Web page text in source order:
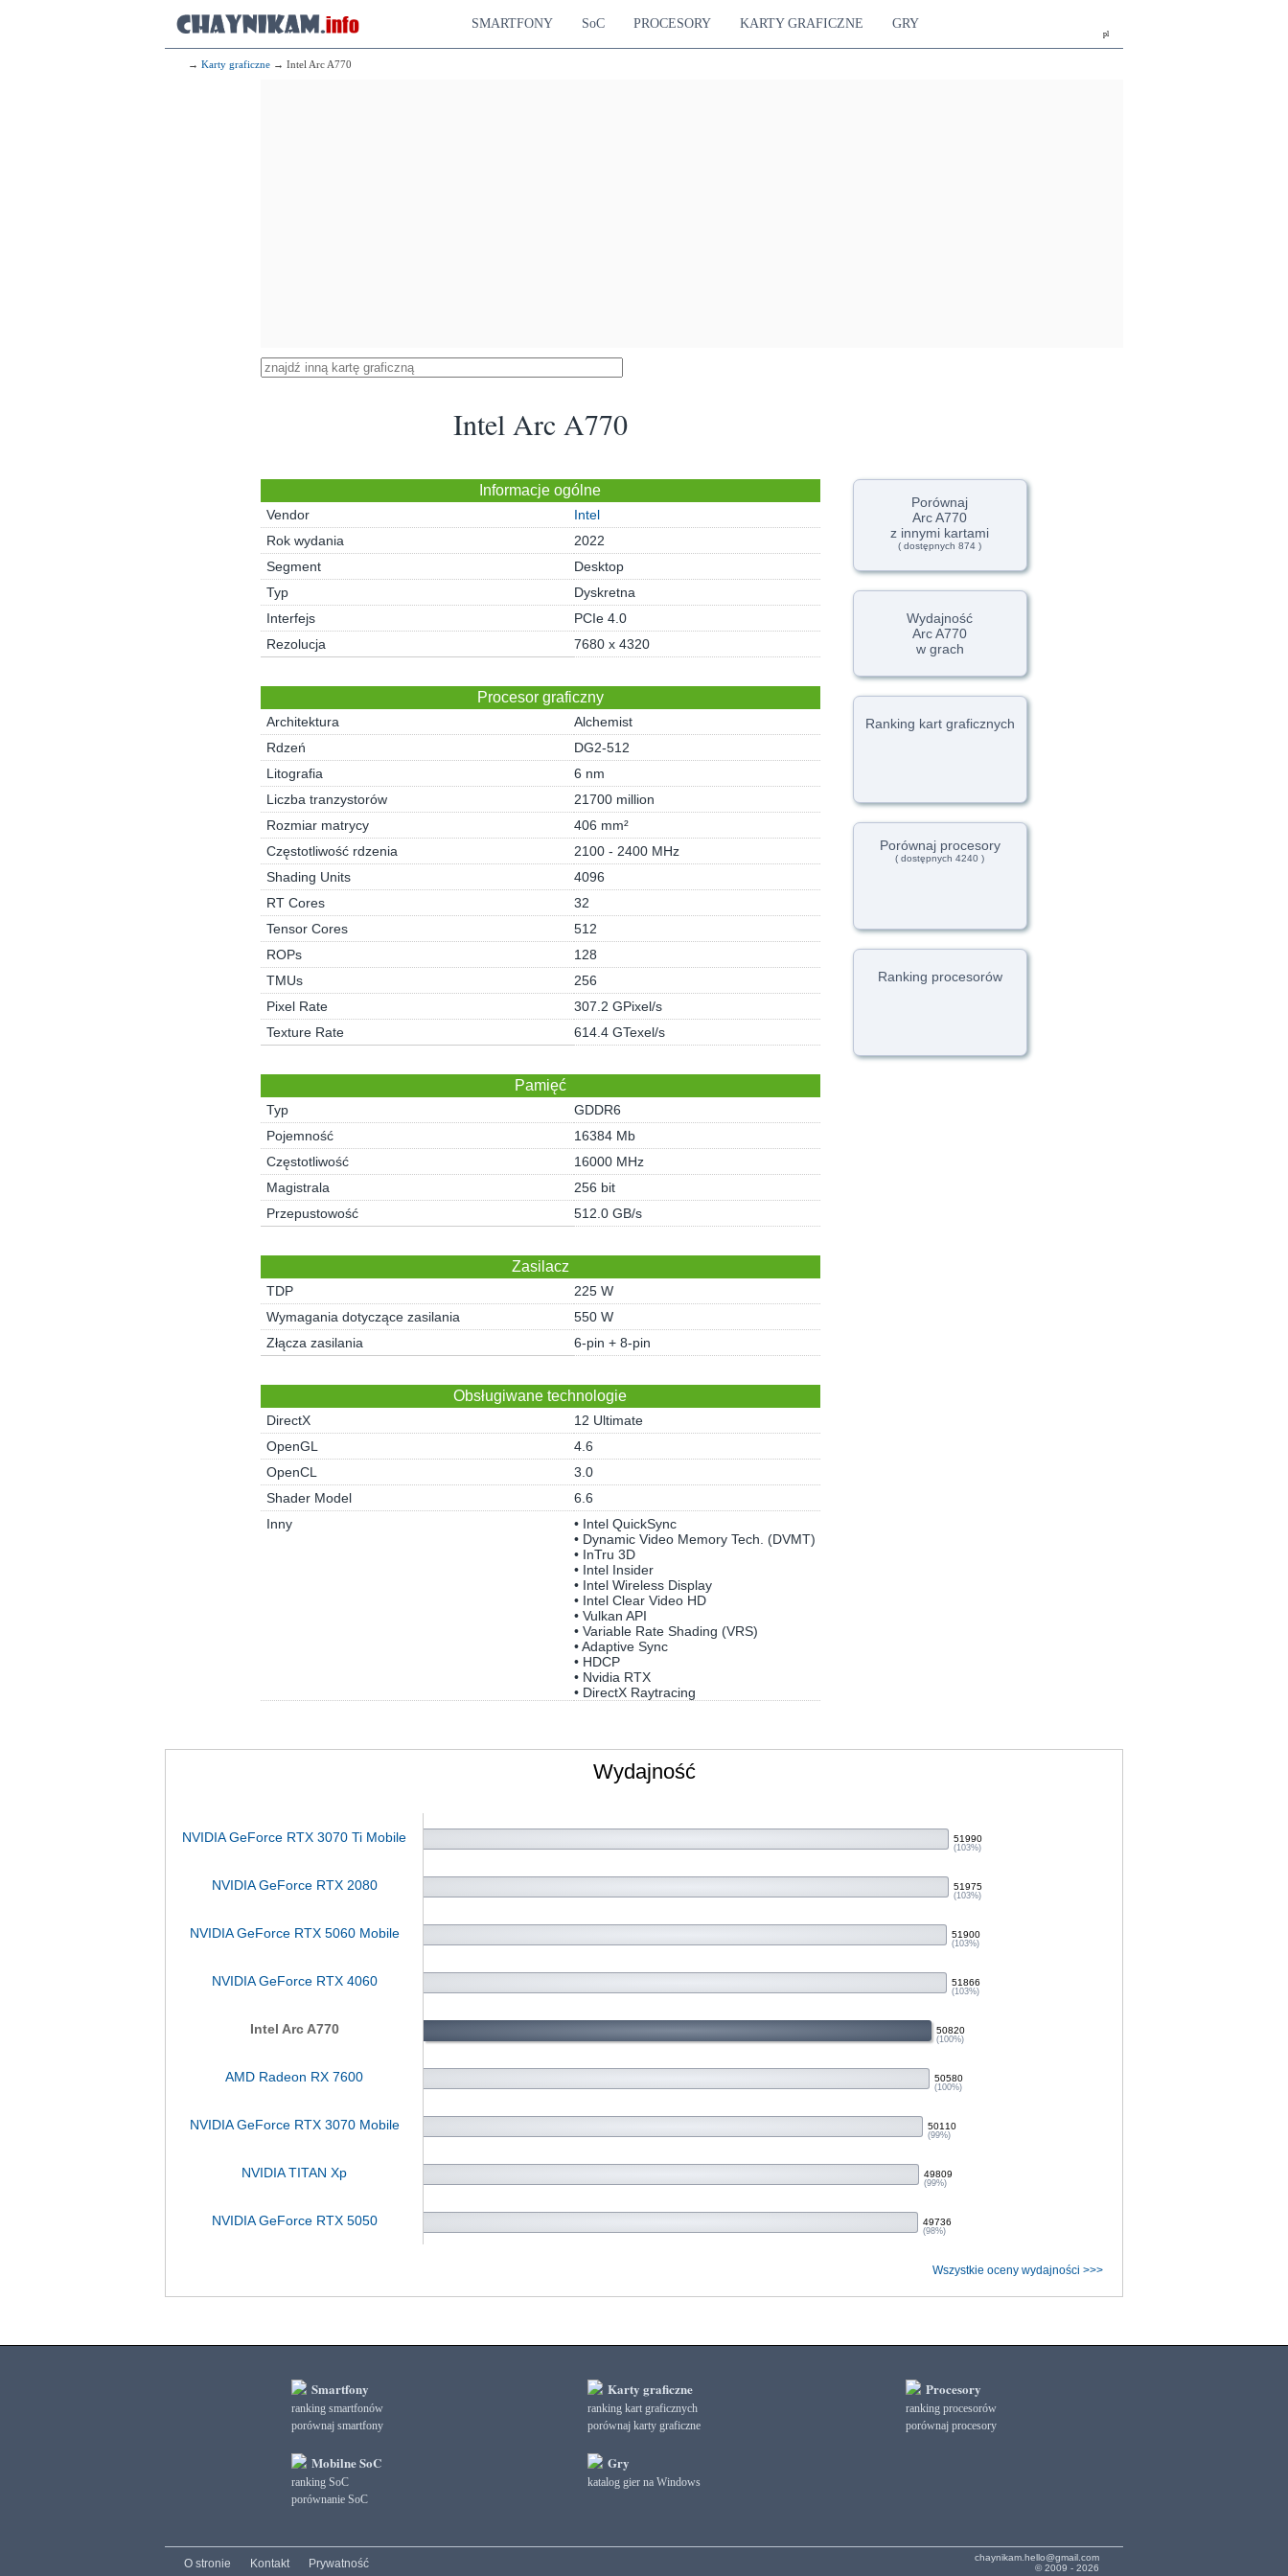
pl
SMARTFONY SoC PROCESORY KARTY GRAFICZNE GRY
→ Karty graficzne → Intel Arc A770
Intel Arc A770
Informacje ogólne
Vendor
Intel
Rok wydania
2022
Segment
Desktop
Typ
Dyskretna
Interfejs
PCIe 4.0
Rezolucja
7680 x 4320
Procesor graficzny
Architektura
Alchemist
Rdzeń
DG2-512
Litografia
6 nm
Liczba tranzystorów
21700 million
Rozmiar matrycy
406 mm²
Częstotliwość rdzenia
2100 - 2400 MHz
Shading Units
4096
RT Cores
32
Tensor Cores
512
ROPs
128
TMUs
256
Pixel Rate
307.2 GPixel/s
Texture Rate
614.4 GTexel/s
Pamięć
Typ
GDDR6
Pojemność
16384 Mb
Częstotliwość
16000 MHz
Magistrala
256 bit
Przepustowość
512.0 GB/s
Zasilacz
TDP
225 W
Wymagania dotyczące zasilania
550 W
Złącza zasilania
6-pin + 8-pin
Obsługiwane technologie
DirectX
12 Ultimate
OpenGL
4.6
OpenCL
3.0
Shader Model
6.6
Inny
• Intel QuickSync
• Dynamic Video Memory Tech. (DVMT)
• InTru 3D
• Intel Insider
• Intel Wireless Display
• Intel Clear Video HD
• Vulkan API
• Variable Rate Shading (VRS)
• Adaptive Sync
• HDCP
• Nvidia RTX
• DirectX Raytracing
Porównaj
Arc A770
z innymi kartami
( dostępnych 874 )
Wydajność
Arc A770
w grach
Ranking kart graficznych
Porównaj procesory
( dostępnych 4240 )
Ranking procesorów
Wydajność
NVIDIA GeForce RTX 3070 Ti Mobile 51990
(103%)
NVIDIA GeForce RTX 2080 51975
(103%)
NVIDIA GeForce RTX 5060 Mobile 51900
(103%)
NVIDIA GeForce RTX 4060 51866
(103%)
Intel Arc A770 50820
(100%)
AMD Radeon RX 7600 50580
(100%)
NVIDIA GeForce RTX 3070 Mobile 50110
(99%)
NVIDIA TITAN Xp 49809
(99%)
NVIDIA GeForce RTX 5050 49736
(98%)
Wszystkie oceny wydajności >>>
Smartfony
ranking smartfonów
porównaj smartfony
Mobilne SoC
ranking SoC
porównanie SoC
Karty graficzne
ranking kart graficznych
porównaj karty graficzne
Gry
katalog gier na Windows
Procesory
ranking procesorów
porównaj procesory
chaynikam.hello@gmail.com
© 2009 - 2026
O stronie Kontakt Prywatność